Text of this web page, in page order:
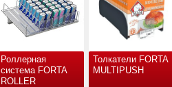
Роллерная
система FORTA
ROLLER
Толкатели FORTA
MULTIPUSH